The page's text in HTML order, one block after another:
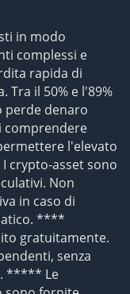
in modo
complessi e
rapida di
Tra il 50% e l'89%
perde denaro
comprendere
l'elevato
crypto-asset sono
Non
in caso di
****
gratuitamente.
senza
***** Le